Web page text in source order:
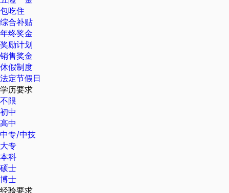
包吃住
综合补贴
年终奖金
奖励计划
销售奖金
休假制度
法定节假日
学历要求
不限
初中
高中
中专/中技
大专
本科
硕士
博士
经验要求